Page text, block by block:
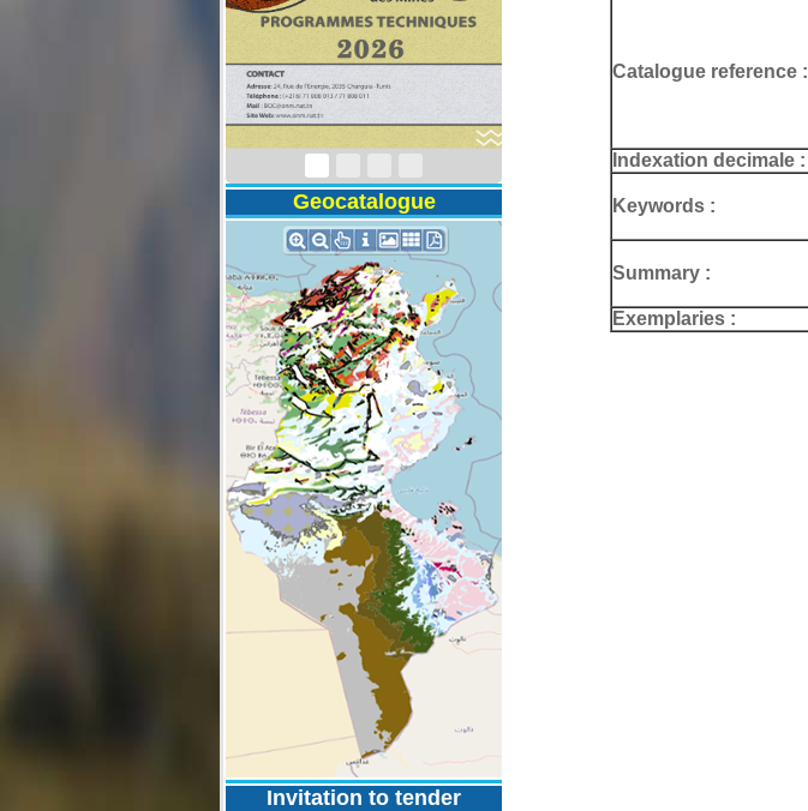
Technical Program
Geocatalogue
Invitation to tender
Catalogue reference :
Indexation decimale :
Keywords :
Summary :
Exemplaries :